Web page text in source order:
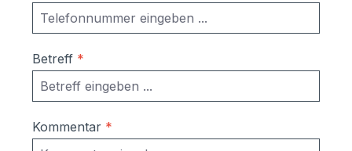
Betreff *
Kommentar *